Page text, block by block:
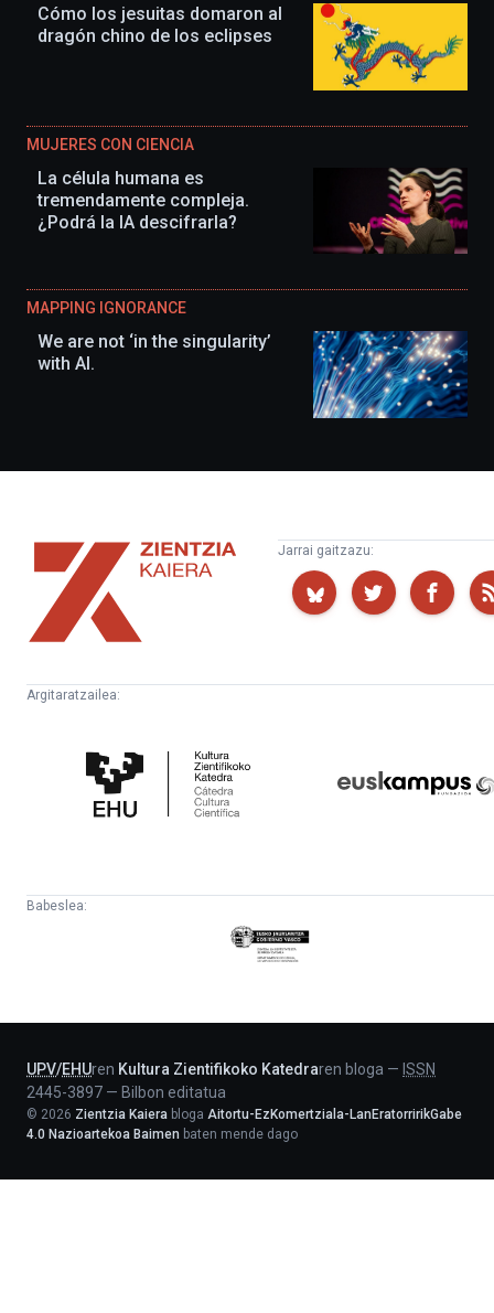
Cómo los jesuitas domaron al
dragón chino de los eclipses
MUJERES CON CIENCIA
La célula humana es
tremendamente compleja.
¿Podrá la IA descifrarla?
MAPPING IGNORANCE
We are not ‘in the singularity’
with AI.
Zientzia
Kaiera
Jarrai gaitzazu:
Argitaratzailea:
Zientifikoko
Katedra
Babeslea:
Eusko
Jaurlaritza
UPV/EHUren Kultura Zientifikoko Katedraren bloga — ISSN
2445-3897 — Bilbon editatua
© 2026 Zientzia Kaiera bloga Aitortu-EzKomertziala-LanEratorririkGabe
4.0 Nazioartekoa Baimen baten mende dago